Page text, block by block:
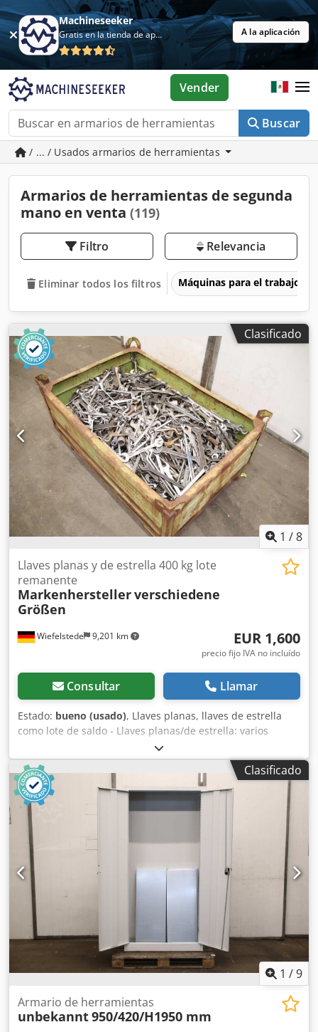
Machineseeker
Gratis en la tienda de aplicaciones A la aplicación
Buscar
Vender
/ ... / Usados armarios de herramientas
Armarios de herramientas de segunda
mano en venta (119)
Filtro Relevancia
Eliminar todos los filtros Máquinas para el trabajo
Clasificado
1 /8
Wiefelstede 9,201 km
Llaves planas y de estrella 400 kg lote
remanente
Markenherstellerverschiedene
Größen
EUR 1,600
precio fijo IVA no incluído
Consultar Llamar
Estado: bueno (usado), Llaves planas, llaves de estrella
como lote de saldo - Llaves planas/de estrella: varios
tamaños, con caja de transporte - Peso de la herramienta:
aprox. 400 kg - Fabricante: varias marcas reconocidas, ver
fotos - Venta/precio: solo en conjunto Csdpfxex Swars Al
Tjha - Caja de transporte: 1200/810/H350 mm - Peso total:
466 kg
Clasificado
1 /9
Armario de herramientas
unbekannt950/420/H1950 mm